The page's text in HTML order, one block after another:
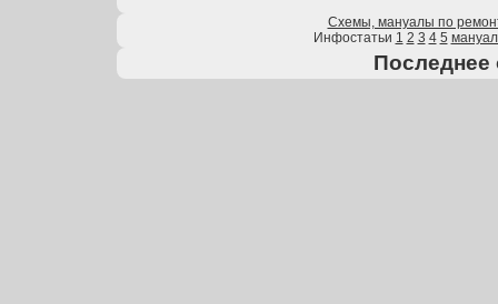
Схемы, мануалы по
Инфостатьи 1 2 3 4 5